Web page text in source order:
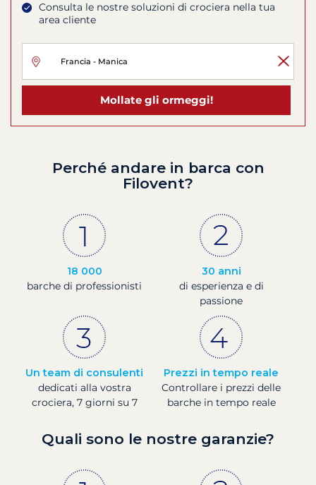
Consulta le nostre soluzioni di crociera nella tua
area cliente
Mollate gli ormeggi!
Perché andare in barca con
Filovent?
18 000
barche di professionisti
30 anni
di esperienza e di
passione
Un team di consulenti
dedicati alla vostra
crociera, 7 giorni su 7
Prezzi in tempo reale
Controllare i prezzi delle
barche in tempo reale
Quali sono le nostre garanzie?